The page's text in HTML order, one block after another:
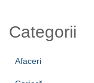
Categorii
Afaceri